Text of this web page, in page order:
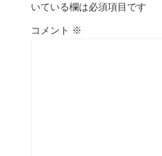
いている欄は必須項目です
コメント ※